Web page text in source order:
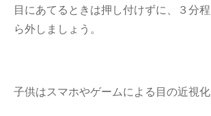
目にあてるときは押し付けずに、３分
ら外しましょう。
子供はスマホやゲームによる目の近視化